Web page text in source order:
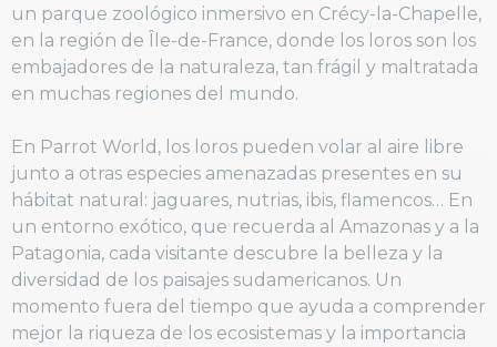
un parque zoológico inmersivo en Crécy-la-Chapelle,
en la región de Île-de-France, donde los loros son los
embajadores de la naturaleza, tan frágil y maltratada
en muchas regiones del mundo.
En Parrot World, los loros pueden volar al aire libre
junto a otras especies amenazadas presentes en su
hábitat natural: jaguares, nutrias, ibis, flamencos… En
un entorno exótico, que recuerda al Amazonas y a la
Patagonia, cada visitante descubre la belleza y la
diversidad de los paisajes sudamericanos. Un
momento fuera del tiempo que ayuda a comprender
mejor la riqueza de los ecosistemas y la importancia